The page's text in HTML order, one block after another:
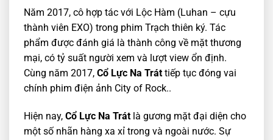
Năm 2017, cô hợp tác với Lộc Hàm (Luhan – cựu
thành viên EXO) trong phim Trạch thiên ký. Tác
phẩm được đánh giá là thành công về mặt thương
mại, có tỷ suất người xem và lượt view ổn định.
Cùng năm 2017, Cổ Lực Na Trát tiếp tục đóng vai
chính phim điện ảnh City of Rock..
Hiện nay, Cổ Lực Na Trát là gương mặt đại diện cho
một số nhãn hàng xa xỉ trong và ngoài nước. Sự